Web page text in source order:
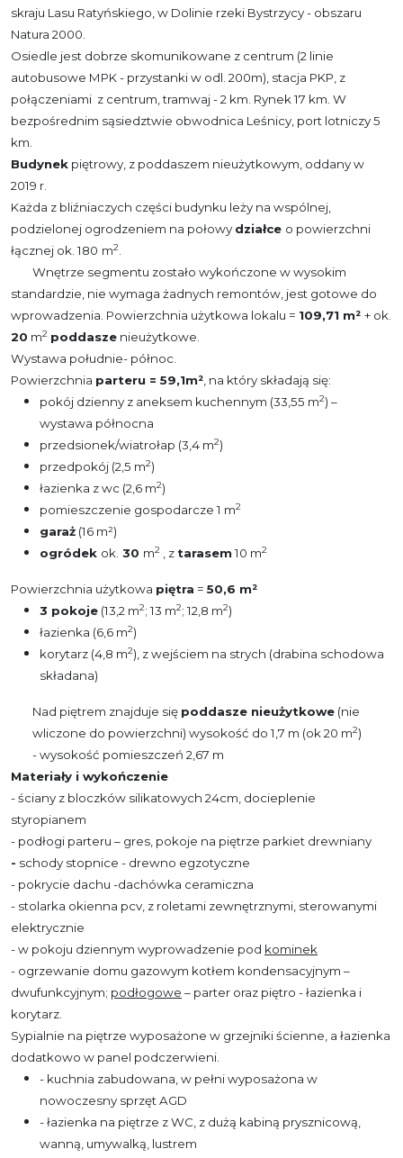
skraju Lasu Ratyńskiego, w Dolinie rzeki Bystrzycy - obszaru
Natura 2000.
Osiedle jest dobrze skomunikowane z centrum (2 linie
autobusowe MPK - przystanki w odl. 200m), stacja PKP, z
połączeniami z centrum, tramwaj - 2 km. Rynek 17 km W
bezpośrednim sąsiedztwie obwodnica Leśnicy, port lotniczy5
km.
Budynek piętrowy, z poddaszem nieużytkowym, oddany w
2019 r.
Każda z bliźniaczych części budynku leży na wspólnej,
podzielonej ogrodzeniem na połowy działce o powierzchni
łącznej ok. 180 m2
Wnętrze segmentu zostało wykończone w wysokim
standardzie, nie wymaga żadnych remontów, jest gotowe do
wprowadzenia. Powierzchnia użytkowa lokalu = 109,71 m² + ok.
20 m2 poddasze nieużytkowe.
Wystawa południe- północ.
Powierzchnia parteru = 59,1m² , na który składają się:
pokój dzienny z aneksem kuchennym (33,55 m2) –
wystawa północna
przedsionek/wiatrołap (3,4 m2)
przedpokój (2,5 m2)
łazienka z wc (2,6 m2)
pomieszczenie gospodarcze 1 m2
garaż (16 m²)
ogródek ok. 30 m2 , ztarasem10 m2
Powierzchnia użytkowa piętra = 50,6 m²
3 pokoje (13,2 m2; 13 m2; 12,8 m2)
łazienka (6,6 m2)
korytarz (4,8 m2), z wejściem na strych (drabina schodowa
składana)
Nad piętrem znajduje się poddasze nieużytkowe (nie
wliczone do powierzchni) wysokość do 1,7 m (ok 20 m2)
- wysokość pomieszczeń 2,67 m
Materiały i wykończenie
- ściany z bloczków silikatowych 24cm, docieplenie
styropianem
- podłogi parteru – gres, pokoje na piętrze parkiet drewniany
- schody stopnice - drewno egzotyczne
- pokrycie dachu -dachówka ceramiczna
- stolarka okienna pcv, z roletami zewnętrznymi, sterowanymi
elektrycznie
- w pokoju dziennym wyprowadzenie pod kominek
- ogrzewanie domu gazowym kotłem kondensacyjnym –
dwufunkcyjnym; podłogowe – parter oraz piętro - łazienka i
korytarz.
Sypialnie na piętrze wyposażone w grzejniki ścienne, a łazienka
dodatkowo w panel podczerwieni.
- kuchnia zabudowana, w pełni wyposażona w
nowoczesny sprzęt AGD
- łazienka na piętrze z WC, z dużą kabiną prysznicową,
wanną, umywalką, lustrem